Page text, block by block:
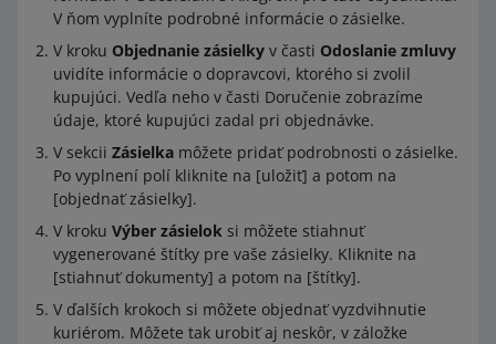
V ňom vyplníte podrobné informácie o zásielke.
V kroku Objednanie zásielky v časti Odoslanie zmluvy
uvidíte informácie o dopravcovi, ktorého si zvolil
kupujúci. Vedľa neho v časti Doručenie zobrazíme
údaje, ktoré kupujúci zadal pri objednávke.
V sekcii Zásielka môžete pridať podrobnosti o zásielke.
Po vyplnení polí kliknite na [uložiť] a potom na
[objednať zásielky].
V kroku Výber zásielok si môžete stiahnuť
vygenerované štítky pre vaše zásielky. Kliknite na
[stiahnuť dokumenty] a potom na [štítky].
V ďalších krokoch si môžete objednať vyzdvihnutie
kuriérom. Môžete tak urobiť aj neskôr, v záložke